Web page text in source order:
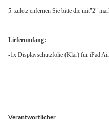
5. zuletz enfernen Sie bitte die mit"2"
Lieferumfang:
-1x Displayschutzfolie (Klar) für iPad
Verantwortlicher